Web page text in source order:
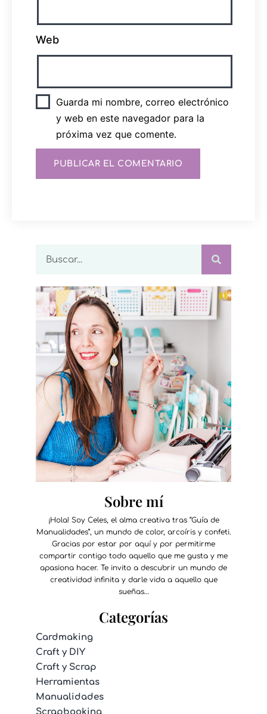
Web
Guarda mi nombre, correo electrónico
y web en este navegador para la
próxima vez que comente.
Sobre mí
¡Hola! Soy Celes, el alma creativa tras “Guía de
Manualidades”, un mundo de color, arcoíris y confeti.
Gracias por estar por aquí y por permitirme
compartir contigo todo aquello que me gusta y me
apasiona hacer. Te invito a descubrir un mundo de
creatividad infinita y darle vida a aquello que
sueñas…
Categorías
Cardmaking
Craft y DIY
Craft y Scrap
Herramientas
Manualidades